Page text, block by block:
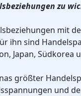
zu
mit
ihn sind
Japan, Südkorea
größter
und